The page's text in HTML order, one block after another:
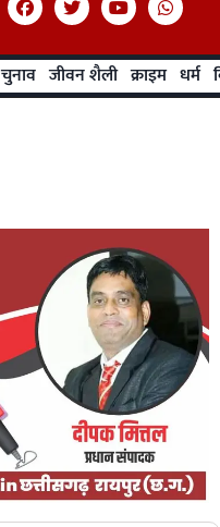
चुनाव जीवन शैली क्राइम धर्म